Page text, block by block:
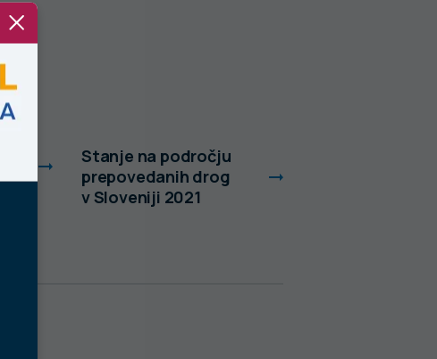
Stanje na področju
prepovedanih drog
v Sloveniji 2021